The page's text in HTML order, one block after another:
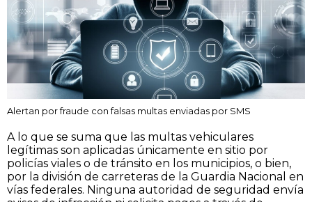
Alertan por fraude con falsas multas enviadas por SMS
A lo que se suma que las multas vehiculares
legítimas son aplicadas únicamente en sitio por
policías viales o de tránsito en los municipios, o bien,
por la división de carreteras de la Guardia Nacional en
vías federales. Ninguna autoridad de seguridad envía